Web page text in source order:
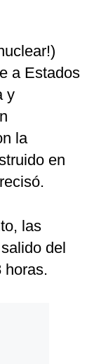
a Estados
y
la
en
las
del
horas.